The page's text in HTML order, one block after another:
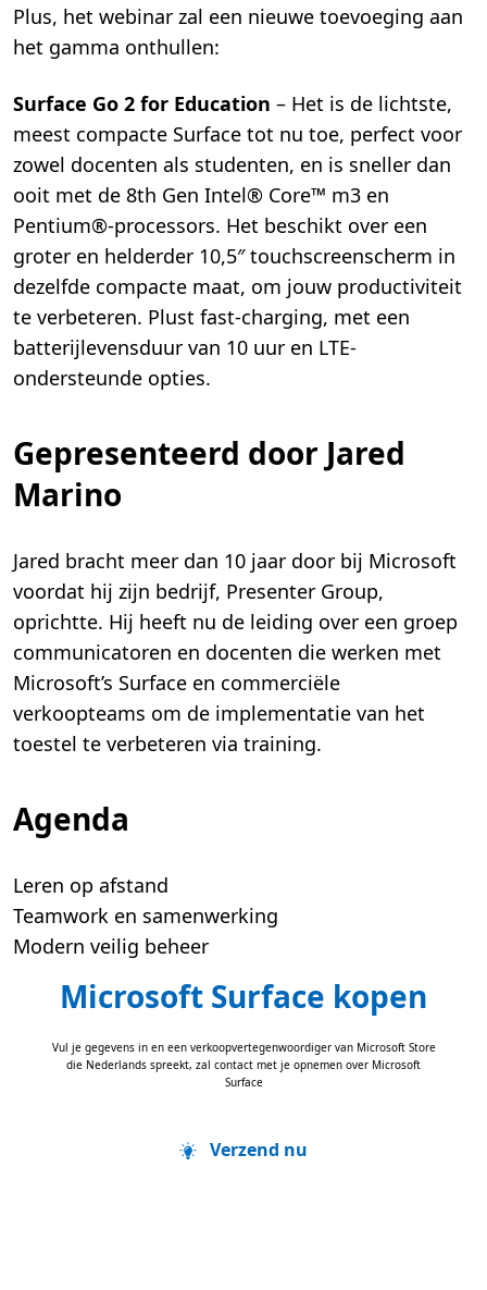
Plus, het webinar zal een nieuwe toevoeging aan
het gamma onthullen:
Surface Go 2 for Education – Het is de lichtste,
meest compacte Surface tot nu toe, perfect voor
zowel docenten als studenten, en is sneller dan
ooit met de 8th Gen Intel® Core™ m3 en
Pentium®-processors. Het beschikt over een
groter en helderder 10,5″ touchscreenscherm in
dezelfde compacte maat, om jouw productiviteit
te verbeteren. Plust fast-charging, met een
batterijlevensduur van 10 uur en LTE-
ondersteunde opties.
Gepresenteerd door Jared
Marino
Jared bracht meer dan 10 jaar door bij Microsoft
voordat hij zijn bedrijf, Presenter Group,
oprichtte. Hij heeft nu de leiding over een groep
communicatoren en docenten die werken met
Microsoft’s Surface en commerciële
verkoopteams om de implementatie van het
toestel te verbeteren via training.
Agenda
Leren op afstand
Teamwork en samenwerking
Modern veilig beheer
Microsoft Surface kopen
Vul je gegevens in en een verkoopvertegenwoordiger van Microsoft Store
die Nederlands spreekt, zal contact met je opnemen over Microsoft
Surface
Verzend nu